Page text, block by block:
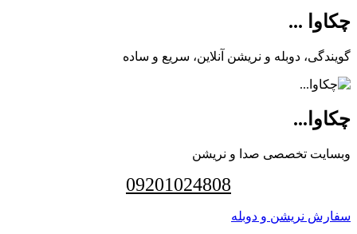
چکاوا ...
گویندگی، دوبله و نریشن آنلاین، سریع و ساده
چکاوا...
وبسایت تخصصی صدا و نریشن
09201024808
سفارش نریشن و دوبله